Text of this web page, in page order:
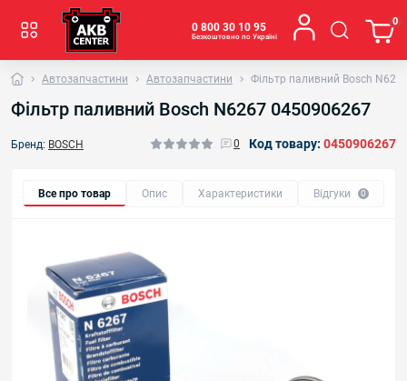
0 800 30 10 95
Безкоштовно по Україні
0
Автозапчастини Автозапчастини Фільтр паливний Bosch
Фільтр паливний Bosch N6267 0450906267
Бренд: BOSCH 0 Код товару: 0450906267
Все про товар Опис Характеристики Відгуки 0